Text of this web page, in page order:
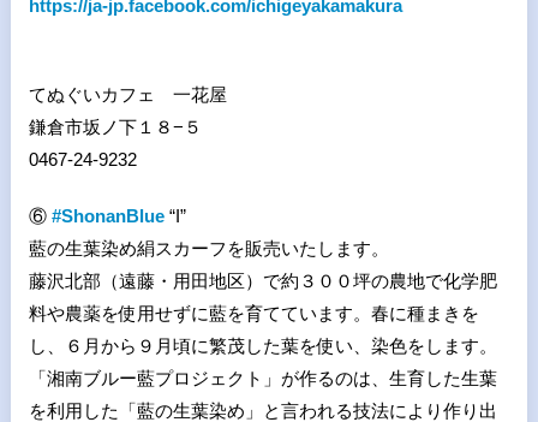
https://ja-jp.facebook.com/ichigeyakamakura
てぬぐいカフェ 一花屋
鎌倉市坂ノ下１８−５
0467-24-9232
⑥ #ShonanBlue“I”
藍の生葉染め絹スカーフを販売いたします。
藤沢北部（遠藤・用田地区）で約３００坪の農地で化学肥
料や農薬を使用せずに藍を育てています。春に種まきを
し、６月から９月頃に繁茂した葉を使い、染色をします。
「湘南ブルー藍プロジェクト」が作るのは、生育した生葉
を利用した「藍の生葉染め」と言われる技法により作り出